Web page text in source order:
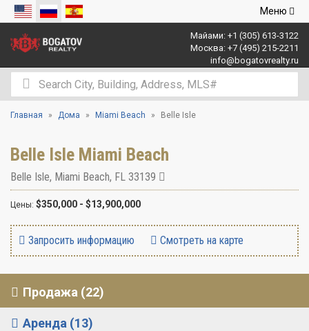
Открыть
Меню
Майами: +1 (305) 613-3122
Москва: +7 (495) 215-2211
info@bogatovrealty.ru
Главная Дома Miami Beach Belle Isle
Belle Isle Miami Beach
Belle Isle, Miami Beach, FL 33139
Цены: $350,000 - $13,900,000
Запросить информацию Смотреть на карте
Продажа (22)
Аренда (13)